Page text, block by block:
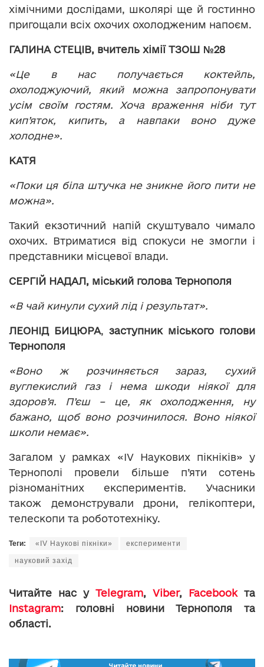
хімічними дослідами, школярі ще й гостинно
пригощали всіх охочих охолодженим напоєм.
ГАЛИНА СТЕЦІВ, вчитель хімії ТЗОШ №28
«Це в нас получається коктейль,
охолоджуючий, який можна запропонувати
усім своїм гостям. Хоча враження ніби тут
кип’яток, кипить, а навпаки воно дуже
холодне».
КАТЯ
«Поки ця біла штучка не зникне його пити не
можна».
Такий екзотичний напій скуштувало чимало
охочих. Втриматися від спокуси не змогли і
представники місцевої влади.
СЕРГІЙ НАДАЛ, міський голова Тернополя
«В чай кинули сухий лід і результат».
ЛЕОНІД БИЦЮРА, заступник міського голови
Тернополя
«Воно ж розчиняється зараз, сухий
вуглекислий газ і нема шкоди ніякої для
здоров’я. П’єш – це, як охолодження, ну
бажано, щоб воно розчинилося. Воно ніякої
школи немає».
Загалом у рамках «IV Наукових пікніків» у
Тернополі провели більше п’яти сотень
різноманітних експериментів. Учасники
також демонстрували дрони, гелікоптери,
телескопи та робототехніку.
Теги: «IV Наукові пікніки» експерименти
науковий захід
Читайте нас у Telegram, Viber, Facebookта
Instagram: головні новини Тернополя та
області.